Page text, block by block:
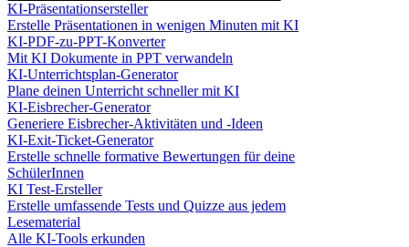
KI-Präsentationsersteller
Erstelle Präsentationen in wenigen Minuten mit KI
KI-PDF-zu-PPT-Konverter
Mit KI Dokumente in PPT verwandeln
KI-Unterrichtsplan-Generator
Plane deinen Unterricht schneller mit KI
KI-Eisbrecher-Generator
Generiere Eisbrecher-Aktivitäten und -Ideen
KI-Exit-Ticket-Generator
Erstelle schnelle formative Bewertungen für deine
SchülerInnen
KI Test-Ersteller
Erstelle umfassende Tests und Quizze aus jedem
Lesematerial
Alle KI-Tools erkunden